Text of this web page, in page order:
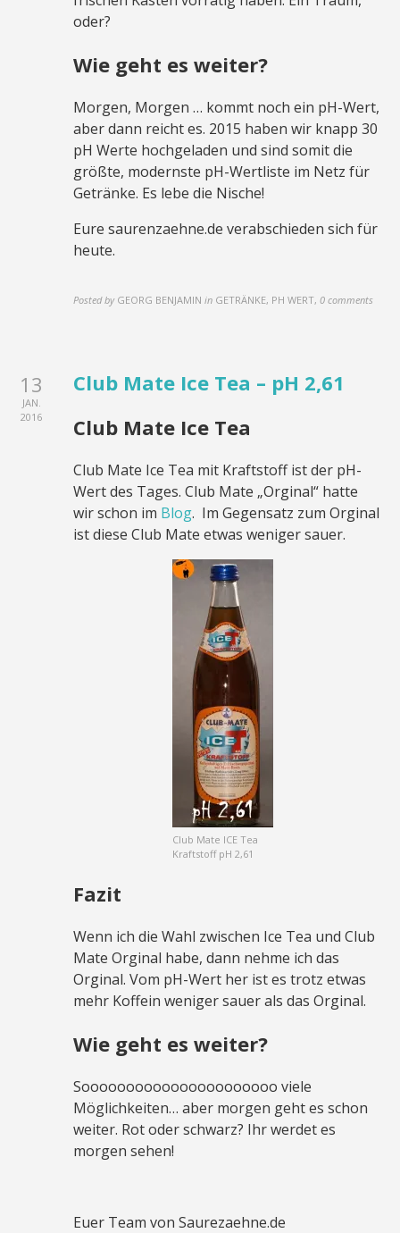
oder?
Wie geht es weiter?
Morgen, Morgen … kommt noch ein pH-Wert,
aber dann reicht es. 2015 haben wir knapp 30
pH Werte hochgeladen und sind somit die
größte, modernste pH-Wertliste im Netz für
Getränke. Es lebe die Nische!
Eure saurenzaehne.de verabschieden sich für
heute.
Posted by GEORG BENJAMIN in GETRÄNKE, PH WERT,0 comments
13
JAN.
2016
Club Mate Ice Tea – pH 2,61
Club Mate Ice Tea
Club Mate Ice Tea mit Kraftstoff ist der pH-
Wert des Tages. Club Mate „Orginal“ hatte
wir schon im Blog. Im Gegensatz zum Orginal
ist diese Club Mate etwas weniger sauer.
Club Mate ICE Tea
Kraftstoff pH 2,61
Fazit
Wenn ich die Wahl zwischen Ice Tea und Club
Mate Orginal habe, dann nehme ich das
Orginal. Vom pH-Wert her ist es trotz etwas
mehr Koffein weniger sauer als das Orginal.
Wie geht es weiter?
Soooooooooooooooooooooo viele
Möglichkeiten… aber morgen geht es schon
weiter. Rot oder schwarz? Ihr werdet es
morgen sehen!
Euer Team von Saurezaehne.de